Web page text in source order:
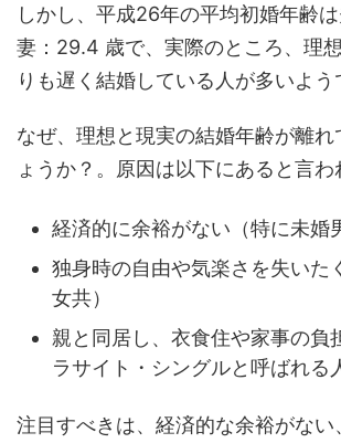
しかし、平成26年の平均初婚年齢は
妻：29.4 歳で、実際のところ、理
りも遅く結婚している人が多いよう
なぜ、理想と現実の結婚年齢が離れ
ょうか？。原因は以下にあると言わ
経済的に余裕がない（特に未婚
独身時の自由や気楽さを失いた
女共）
親と同居し、衣食住や家事の負
ラサイト・シングルと呼ばれる
注目すべきは、経済的な余裕がない